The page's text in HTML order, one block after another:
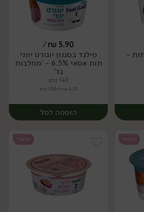
יח׳
תות -
5.90
₪
/
פילגד בסגנון יוגורט יווני
תות אסאי 6.5% - 'מחלבות
גד'
140 גרם
4.21 ₪ ל-100 גרם
הוספה לסל
טבעוני טבעוני